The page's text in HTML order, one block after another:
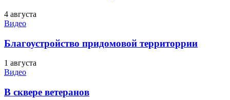
4 августа
Видео
Благоустройство придомовой территоррии
1 августа
Видео
В сквере ветеранов